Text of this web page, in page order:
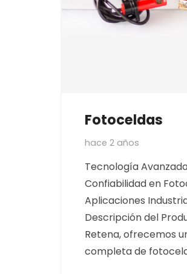
Fotoceldas
hace 2 años
Tecnología
Confiabilidad en
Aplicaciones
Descripción del
Retena, ofrecemos
completa de